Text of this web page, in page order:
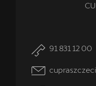
91 831 12 00